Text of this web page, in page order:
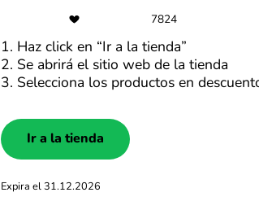
-20%
Cupón de 20% OFF en suplementos
-20%
Obtén un 20% de descuento en tu primera
7824
1. Haz click en “Ir a la tienda”
2. Se abrirá el sitio web de la tienda
3. Selecciona los productos en
Ir a la tienda
Expira el 31.12.2026